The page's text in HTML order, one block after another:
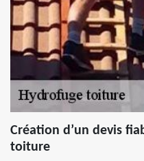
Création d’un devis
toiture